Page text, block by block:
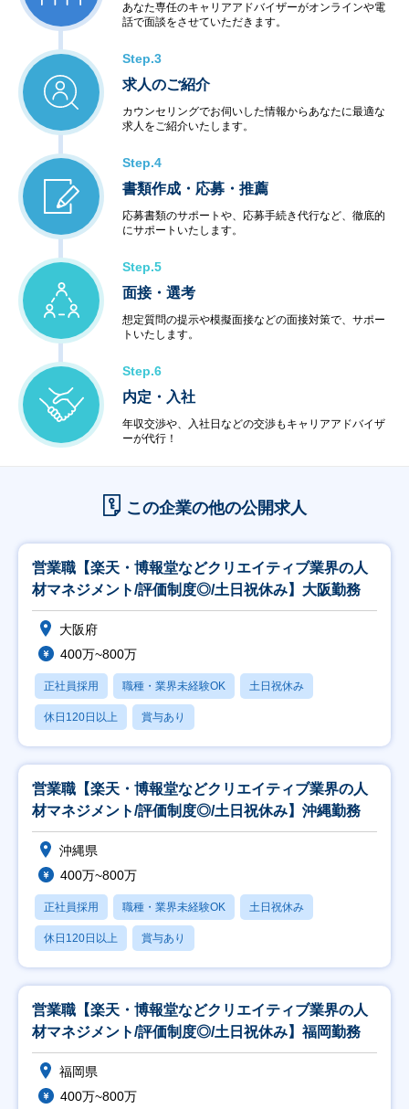
あなた専任のキャリアアドバイザーがオンラインや電
話で面談をさせていただきます。
Step.3
求人のご紹介
カウンセリングでお伺いした情報からあなたに最適な
求人をご紹介いたします。
Step.4
書類作成・応募・推薦
応募書類のサポートや、応募手続き代行など、徹底的
にサポートいたします。
Step.5
面接・選考
想定質問の提示や模擬面接などの面接対策で、サポー
トいたします。
Step.6
内定・入社
年収交渉や、入社日などの交渉もキャリアアドバイザ
ーが代行！
この企業の他の公開求人
営業職【楽天・博報堂などクリエイティブ業界の人
材マネジメント/評価制度◎/土日祝休み】大阪勤務
大阪府
400万~800万
正社員採用 職種・業界未経験OK 土日祝休み
休日120日以上 賞与あり
営業職【楽天・博報堂などクリエイティブ業界の人
材マネジメント/評価制度◎/土日祝休み】沖縄勤務
沖縄県
400万~800万
正社員採用 職種・業界未経験OK 土日祝休み
休日120日以上 賞与あり
営業職【楽天・博報堂などクリエイティブ業界の人
材マネジメント/評価制度◎/土日祝休み】福岡勤務
福岡県
400万~800万